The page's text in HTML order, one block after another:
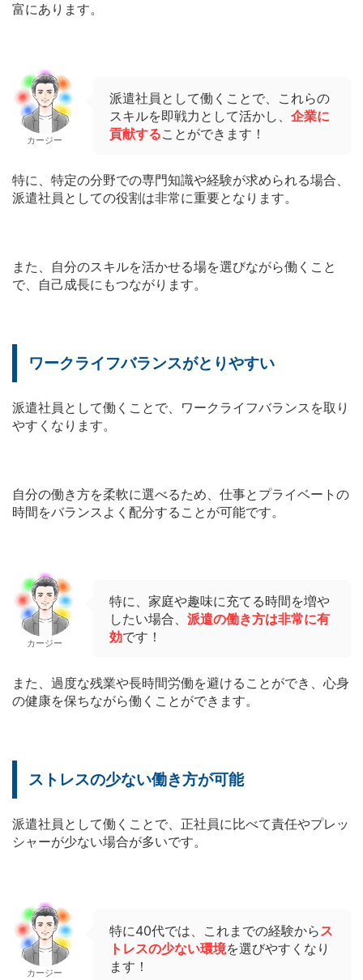
富にあります。
カージー
派遣社員として働くことで、これらの
スキルを即戦力として活かし、 企業に
貢献することができます！
特に、特定の分野での専門知識や経験が求められる場合、
派遣社員としての役割は非常に重要となります。
また、自分のスキルを活かせる場を選びながら働くこと
で、自己成長にもつながります。
ワークライフバランスがとりやすい
派遣社員として働くことで、ワークライフバランスを取り
やすくなります。
自分の働き方を柔軟に選べるため、仕事とプライベートの
時間をバランスよく配分することが可能です。
カージー
特に、家庭や趣味に充てる時間を増や
したい場合、 派遣の働き方は非常に有
効です！
また、過度な残業や長時間労働を避けることができ、心身
の健康を保ちながら働くことができます。
ストレスの少ない働き方が可能
派遣社員として働くことで、正社員に比べて責任やプレッ
シャーが少ない場合が多いです。
カージー
特に40代では、これまでの経験からス
トレスの少ない環境を選びやすくなり
ます！